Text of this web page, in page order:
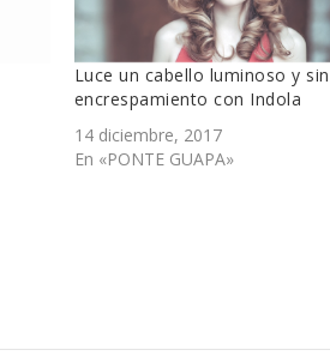
Luce un cabello luminoso y sin
encrespamiento con Indola
14 diciembre, 2017
En «PONTE GUAPA»